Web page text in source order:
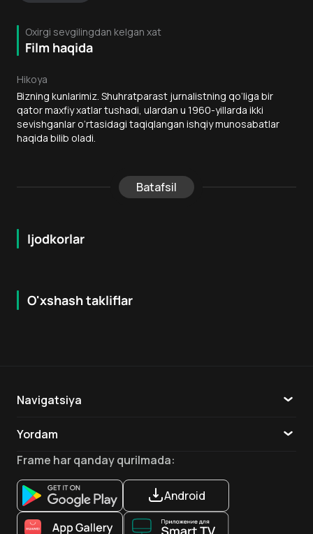
Oxirgi sevgilingdan kelgan xat
Film haqida
Hikoya
Bizning kunlarimiz. Shuhratparast jurnalistning qo‘liga bir
qator maxfiy xatlar tushadi, ulardan u 1960-yillarda ikki
sevishganlar o‘rtasidagi taqiqlangan ishqiy munosabatlar
haqida bilib oladi.
Batafsil
Ijodkorlar
O'xshash takliflar
16 + 7.9
Navigatsiya
Yordam
Aloqa
Ilovalar
Frame har qanday qurilmada:
Android